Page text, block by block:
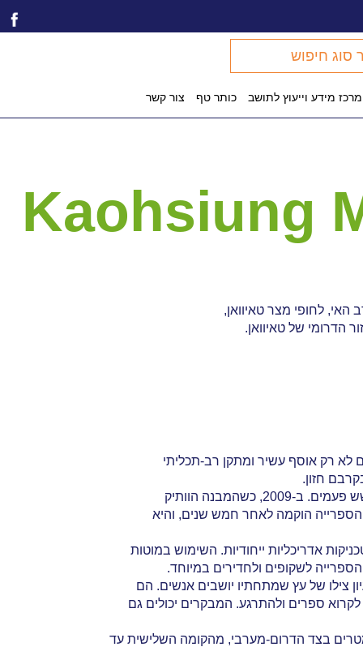
סוג חיפוש
כללי באתר
מידע וייעוץ לתושב כותר טף צור קשר
Kaohsiung
האי, לחופי מצר טאיוואן,
לא רק אוסף עשיר ומתקן רב-תכליתי
חזון.
הספרייה הוקמה לאחר חמש שנים, והיא
אדריכליות ייחודיות. השימוש במוטות
לשקופים ולחדירים במיוחד.
צילו של עץ שמתחתיו יושבים אנשים. הם
בצד הדרום-מערבי, מהקומה השלישית עד